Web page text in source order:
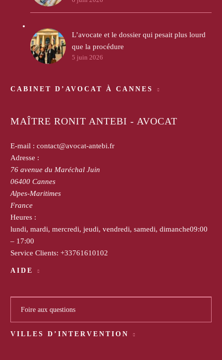
L’avocate et le dossier qui pesait plus lourd
que la procédure
5 juin 2026
CABINET D’AVOCAT À CANNES
MAÎTRE RONIT ANTEBI - AVOCAT
E-mail : contact@avocat-antebi.fr
Adresse :
76 avenue du Maréchal Juin
06400 Cannes
Alpes-Maritimes
France
Heures :
lundi, mardi, mercredi, jeudi, vendredi, samedi, dimanche09:00
– 17:00
Service Clients: +33761610102
AIDE
Foire aux questions
VILLES D’INTERVENTION